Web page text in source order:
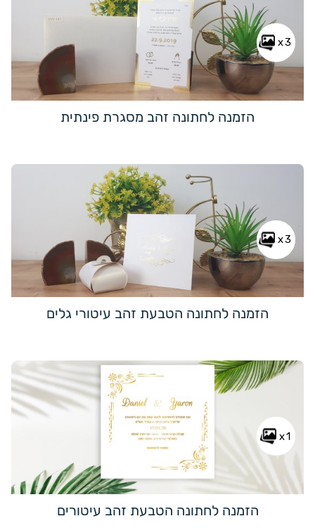
x3
הזמנה לחתונה זהב מסגרת פינתית
x3
הזמנה לחתונה הטבעת זהב עיטורי גלים
x1
הזמנה לחתונה הטבעת זהב עיטורים